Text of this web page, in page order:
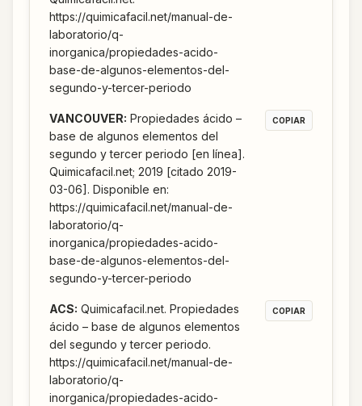
https://quimicafacil.net/manual-de-
laboratorio/q-
inorganica/propiedades-acido-
base-de-algunos-elementos-del-
segundo-y-tercer-periodo
VANCOUVER: Propiedades ácido –
base de algunos elementos del
segundo y tercer periodo [en línea].
Quimicafacil.net; 2019 [citado 2019-
03-06]. Disponible en:
https://quimicafacil.net/manual-de-
laboratorio/q-
inorganica/propiedades-acido-
base-de-algunos-elementos-del-
segundo-y-tercer-periodo
COPIAR
ACS: Quimicafacil.net. Propiedades
ácido – base de algunos elementos
del segundo y tercer periodo.
https://quimicafacil.net/manual-de-
laboratorio/q-
inorganica/propiedades-acido-
COPIAR